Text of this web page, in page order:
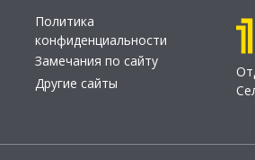
Политика
конфиденциальности
Замечания по сайту
Другие сайты